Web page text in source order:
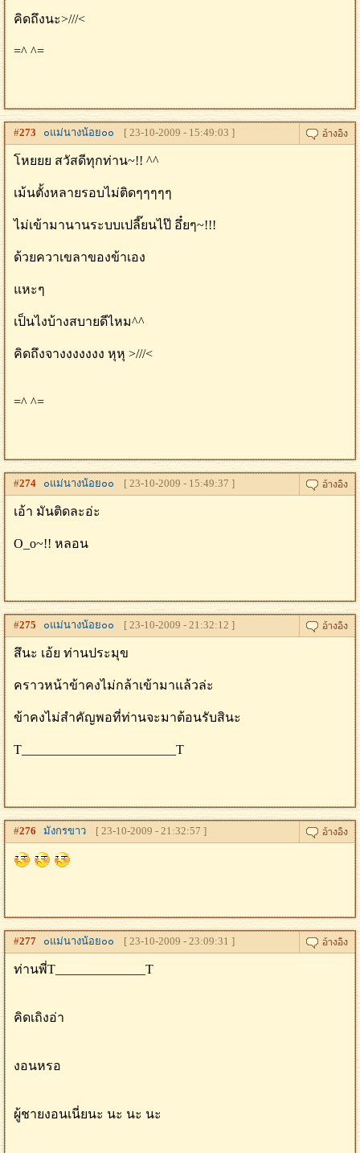
คิดถึงนะ>///<
=^ ^=
#273 ๐แม่นางน้อย๐๐ [ 23-10-2009 - 15:49:03 ]
โหยยย สวัสดีทุกท่าน~!! ^^
เม้นตั้งหลายรอบไม่ติดๆๆๆๆๆ
ไม่เข้ามานานระบบเปลี๊ยนไป๊ อึ๋ยๆ~!!!
ด้วยควาเขลาของข้าเอง
แหะๆ
เป็นไงบ้างสบายดีไหม^^
คิดถึงจางงงงงงง หุหุ >///<
=^ ^=
#274 ๐แม่นางน้อย๐๐ [ 23-10-2009 - 15:49:37 ]
เอ้า มันติดละอ่ะ
O_o~!! หลอน
#275 ๐แม่นางน้อย๐๐ [ 23-10-2009 - 21:32:12 ]
สึนะ เอ้ย ท่านประมุข
คราวหน้าข้าคงไม่กล้าเข้ามาแล้วล่ะ
ข้าคงไม่สำคัญพอที่ท่านจะมาต้อนรับสินะ
T________________________T
#276 มังกรขาว [ 23-10-2009 - 21:32:57 ]
#277 ๐แม่นางน้อย๐๐ [ 23-10-2009 - 23:09:31 ]
ท่านพี่T______________T
คิดเถิงอ่า
งอนหรอ
ผู้ชายงอนเนี่ยนะ นะ นะ นะ